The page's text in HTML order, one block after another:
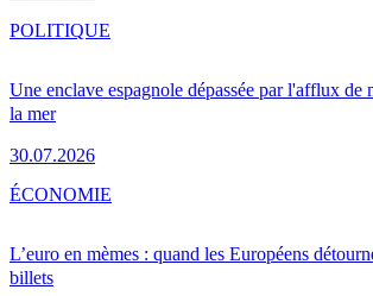
Une enclave espagnole dépassée par l'afflux de
la mer
30.07.2026
POLITIQUE
L’euro en mèmes : quand les Européens
billets
ÉCONOMIE